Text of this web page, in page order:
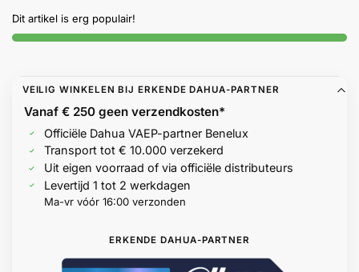
Help &
service
Dit artikel is erg populair!
VEILIG WINKELEN BIJ ERKENDE DAHUA-PARTNER
Vanaf € 250 geenverzendkosten*
Officiële Dahua VAEP-partner Benelux
Transport tot € 10.000 verzekerd
Uit eigen voorraad of via officiële distributeurs
Levertijd 1 tot 2 werkdagen
Ma-vr vóór 16:00 verzonden
ERKENDE DAHUA-PARTNER